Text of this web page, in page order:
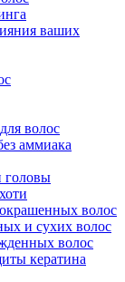
ваших
волос
аммиака
головы
волос
и сухих волос
волос
кератина